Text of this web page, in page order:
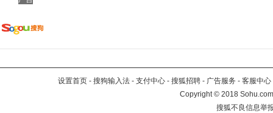
设置首页 - 搜狗输入法 - 支付中心 - 搜狐招聘 - 广告服务 - 客服中心
Copyright©2018
搜狐不良信息举